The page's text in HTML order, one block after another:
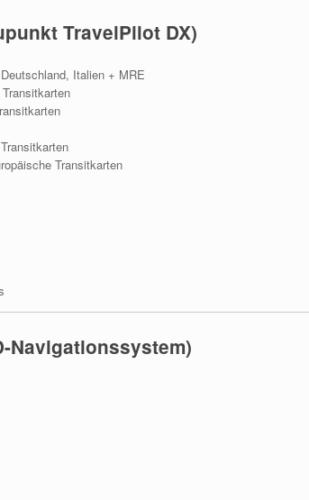
TravelPilot DX)
Italien + MRE
Transitkarten
Navigationssystem)